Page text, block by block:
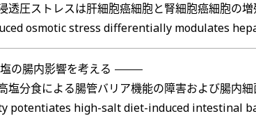
透圧ストレスは肝細胞癌細胞と腎細胞癌細胞の
osmotic stress differentially modulates
塩の腸内影響を考える
塩分食による腸管バリア機能の障害および腸内
potentiates high-salt diet-induced intestinal